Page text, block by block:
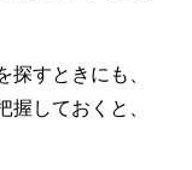
探すときにも、
握しておくと、